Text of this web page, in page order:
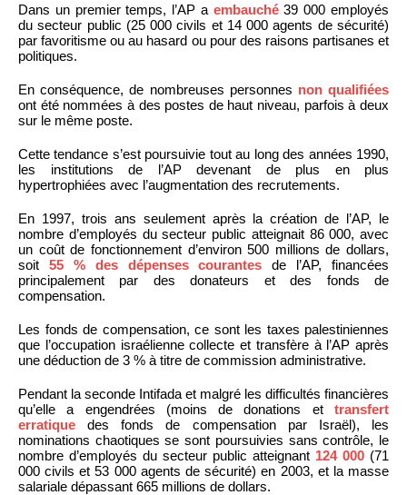
Dans un premier temps, l’AP a embauché39 000 employés
du secteur public (25 000 civils et 14 000 agents de sécurité)
par favoritisme ou au hasard ou pour des raisons partisanes et
politiques.
En conséquence, de nombreuses personnes non qualifiées
ont été nommées à des postes de haut niveau, parfois à deux
sur le même poste.
Cette tendance s’est poursuivie tout au long des années 1990,
les institutions de l’AP devenant de plus en plus
hypertrophiées avec l’augmentation des recrutements.
En 1997, trois ans seulement après la création de l’AP, le
nombre d’employés du secteur public atteignait 86 000, avec
un coût de fonctionnement d’environ 500 millions de dollars,
soit 55 % des dépenses courantes de l’AP, financées
principalement par des donateurs et des fonds de
compensation.
Les fonds de compensation, ce sont les taxes palestiniennes
que l’occupation israélienne collecte et transfère à l’AP après
une déduction de 3 % à titre de commission administrative.
Pendant la seconde Intifada et malgré les difficultés financières
qu’elle a engendrées (moins de donations et transfert
erratique des fonds de compensation par Israël), les
nominations chaotiques se sont poursuivies sans contrôle, le
nombre d’employés du secteur public atteignant 124 000 (71
000 civils et 53 000 agents de sécurité) en 2003, et la masse
salariale dépassant 665 millions de dollars.